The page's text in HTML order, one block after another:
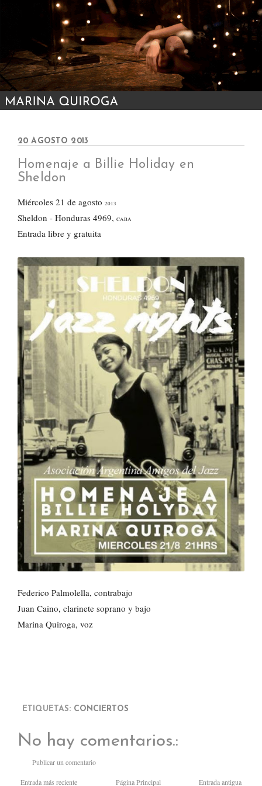
20 AGOSTO 2013
Homenaje a Billie Holiday en
Sheldon
Miércoles 21 de agosto 2013
Sheldon - Honduras 4969, CABA
Entrada libre y gratuita
Federico Palmolella, contrabajo
Juan Caino, clarinete soprano y bajo
Marina Quiroga, voz
ETIQUETAS: CONCIERTOS
No hay comentarios.:
Publicar un comentario
Entrada más reciente Entrada antigua
Página Principal